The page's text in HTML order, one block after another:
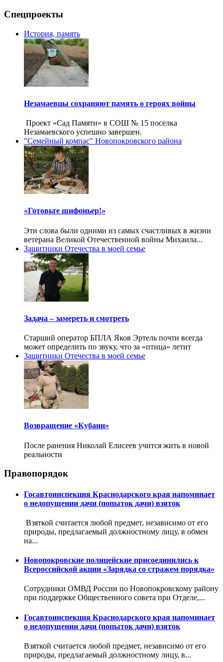
Спецпроекты
История, память
Незамаевцы сохраняют память о героях войны
Проект «Сад Памяти» в СОШ № 15 поселка
Незамаевского успешно завершен.
"Семейный компас" Новопокровского района
«Готовьте шифоньер!»
Эти слова были одними из самых счастливых в жизни
ветерана Великой Отечественной войны Михаила...
Защитники Отечества в моей семье
Задача – замереть и смотреть
Старший оператор БПЛА Яков Эртель почти всегда
может определить по звуку, что за «птица» летит
Защитники Отечества в моей семье
Возвращение «Кубани»
После ранения Николай Елисеев учится жить в новой
реальности
Правопорядок
Госавтоинспекция Краснодарского края напоминает
о недопущении дачи (попыток дачи) взяток
Взяткой считается любой предмет, независимо от его
природы, предлагаемый должностному лицу, в обмен
на...
Новопокровские полицейские присоединились к
Всероссийской акции «Зарядка со стражем порядка»
Сотрудники ОМВД России по Новопокровскому району
при поддержке Общественного совета при Отделе,...
Госавтоинспекция Краснодарского края напоминает
о недопущении дачи (попыток дачи) взяток
Взяткой считается любой предмет, независимо от его
природы, предлагаемый должностному лицу, в...